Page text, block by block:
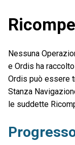
Nessuna
e Ordis ha
Ordis può essere
Stanza
le suddette